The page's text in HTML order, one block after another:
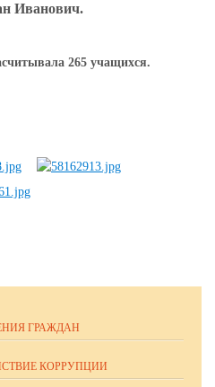
Иванович.
265 учащихся.
ГРАЖДАН
КОРРУПЦИИ